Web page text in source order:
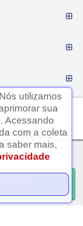
Ledafarma
Clique aqui...
ser usadas para
as orientações
o médico está apto a
Nós utilizamos
sua
Acessando
com a coleta
saber mais,